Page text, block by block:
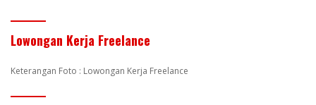
Lowongan Kerja Freelance
Keterangan Foto : Lowongan Kerja Freelance